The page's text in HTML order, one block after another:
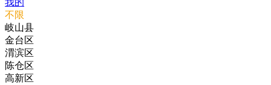
我的
不限
岐山县
金台区
渭滨区
陈仓区
高新区